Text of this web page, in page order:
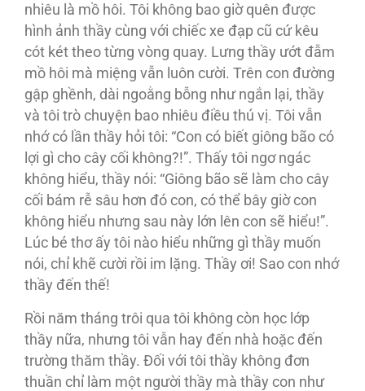
nhiêu là mồ hôi. Tôi không bao giờ quên được
hình ảnh thầy cùng với chiếc xe đạp cũ cứ kêu
cót két theo từng vòng quay. Lưng thầy ướt đẫm
mồ hôi mà miệng vẫn luôn cười. Trên con đường
gập ghềnh, dài ngoằng bỗng như ngắn lại, thầy
và tôi trò chuyện bao nhiêu điều thú vị. Tôi vẫn
nhớ có lần thầy hỏi tôi: “Con có biết giông bão có
lợi gì cho cây cối không?!”. Thấy tôi ngơ ngác
không hiểu, thầy nói: “Giông bão sẽ làm cho cây
cối bám rễ sâu hơn đó con, có thể bây giờ con
không hiểu nhưng sau này lớn lên con sẽ hiểu!”.
Lúc bé thơ ấy tôi nào hiểu những gì thầy muốn
nói, chỉ khẽ cười rồi im lặng. Thầy ơi! Sao con nhớ
thầy đến thế!
Rồi năm tháng trôi qua tôi không còn học lớp
thầy nữa, nhưng tôi vẫn hay đến nhà hoặc đến
trường thăm thầy. Đối với tôi thầy không đơn
thuần chỉ làm một người thầy mà thầy con như